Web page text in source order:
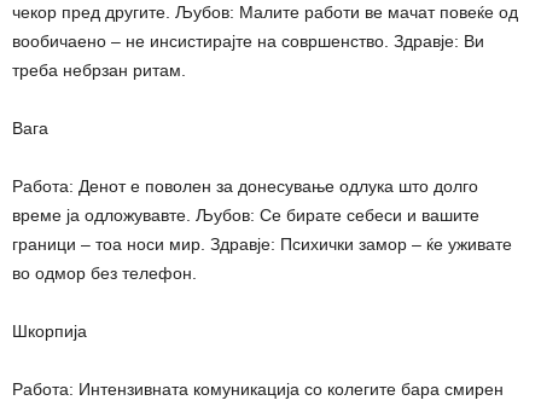
чекор пред другите. Љубов: Малите работи ве мачат повеќе од
вообичаено – не инсистирајте на совршенство. Здравје: Ви
треба небрзан ритам.
Вага
Работа: Денот е поволен за донесување одлука што долго
време ја одложувавте. Љубов: Се бирате себеси и вашите
граници – тоа носи мир. Здравје: Психички замор – ќе уживате
во одмор без телефон.
Шкорпија
Работа: Интензивната комуникација со колегите бара смирен